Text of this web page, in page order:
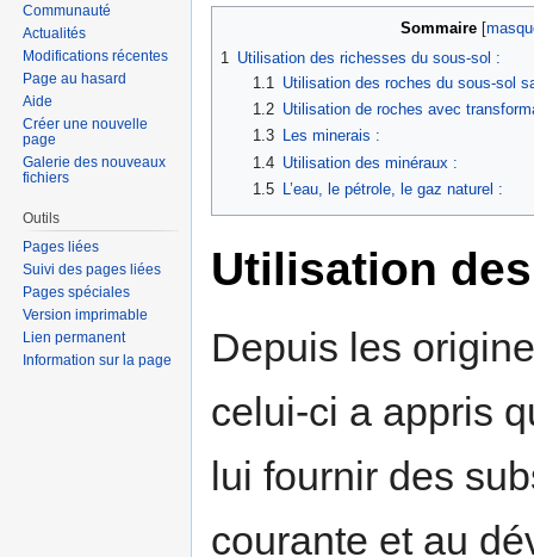
Sommaire[
1
Utilisation des richesses du sous-sol :
1.1
Utilisation des roches du sous-sol
1.2 Utilisation de roches avec
1.3
Les minerais :
1.4 Utilisation des minéraux :
1.5
L’eau, le pétrole, le gaz naturel :
Utilisation
Depuis les
celui-ci a appris
lui fournir des
courante et au
Communauté
Actualités
Modifications récentes
Page au hasard
Aide
Créer une nouvelle
page
Galerie des nouveaux
fichiers
Outils
Pages liées
Suivi des pages liées
Pages spéciales
Version imprimable
Lien permanent
Information sur la page